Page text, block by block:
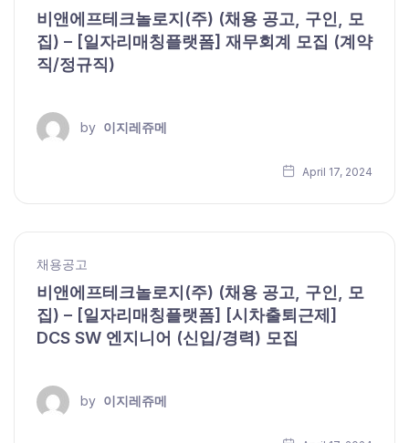
비앤에프테크놀로지(주) (채용 공고, 구인, 모
집) – [일자리매칭플랫폼] 재무회계 모집 (계약
직/정규직)
by 이지레쥬메
April 17, 2024
채용공고
비앤에프테크놀로지(주) (채용 공고, 구인, 모
집) – [일자리매칭플랫폼] [시차출퇴근제]
DCS SW 엔지니어 (신입/경력) 모집
by 이지레쥬메